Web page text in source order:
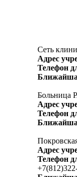
Сеть
Адрес
Телефон
Больница
Адрес
Телефон
Адрес
Телефон